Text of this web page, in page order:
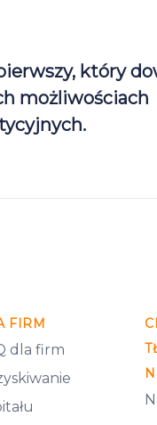
który
możliwościach
FIRM
dla firm